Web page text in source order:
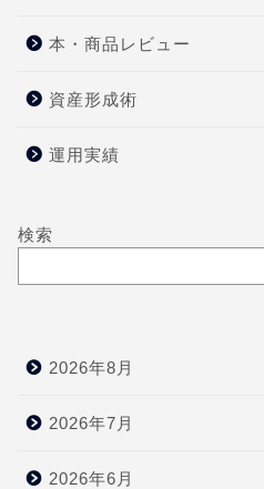
本・商品レビュー
資産形成術
運用実績
検索
2026年8月
2026年7月
2026年6月